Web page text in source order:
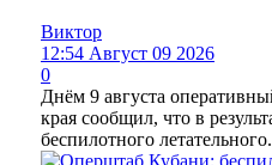
Виктор
12:54 Август 09 2026
0
Днём 9 августа
края сообщил, что в
беспилотного